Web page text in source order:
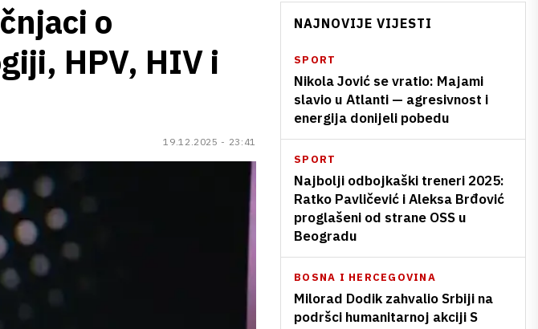
o
HPV, HIV i
19.12.2025 - 23:41
NAJNOVIJE VIJESTI
SPORT
Nikola Jović se vratio: Majami
slavio u Atlanti — agresivnost i
energija donijeli pobedu
SPORT
Najbolji odbojkaški treneri 2025:
Ratko Pavličević i Aleksa Brđović
proglašeni od strane OSS u
Beogradu
BOSNA I HERCEGOVINA
Milorad Dodik zahvalio Srbiji na
podršci humanitarnoj akciji S